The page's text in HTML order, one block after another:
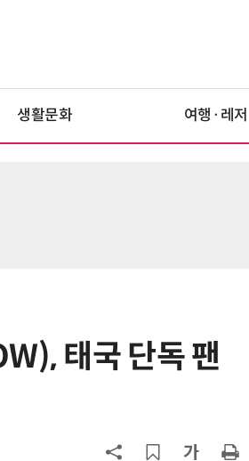
생활문화 여행·레저
태국 단독 팬